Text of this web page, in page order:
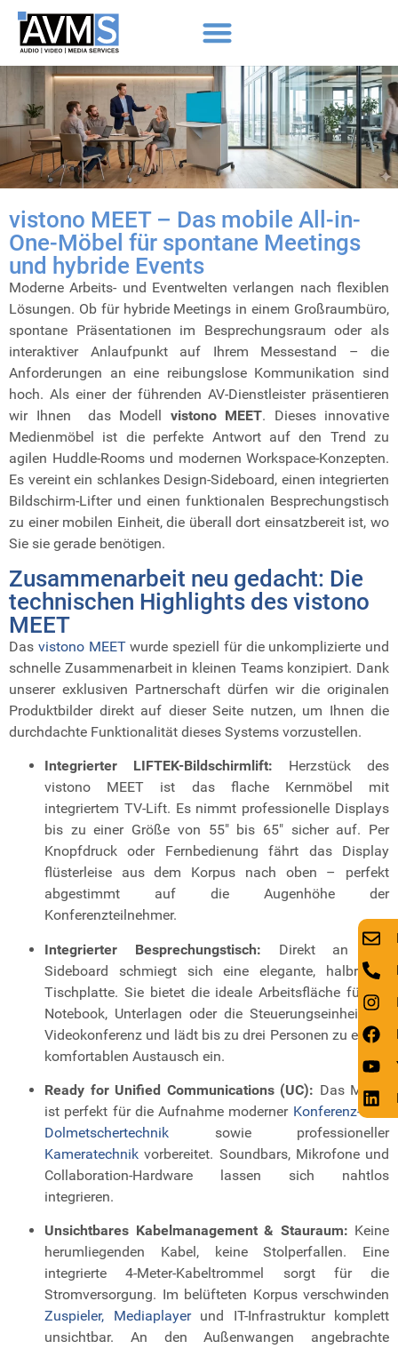
vistono MEET – Das mobile All-in-
One-Möbel für spontane Meetings
und hybride Events
Moderne Arbeits- und Eventwelten verlangen nach flexiblen
Lösungen. Ob für hybride Meetings in einem Großraumbüro,
spontane Präsentationen im Besprechungsraum oder als
interaktiver Anlaufpunkt auf Ihrem Messestand – die
Anforderungen an eine reibungslose Kommunikation sind
hoch. Als einer der führenden AV-Dienstleister präsentieren
wir Ihnen das Modell vistono MEET. Dieses innovative
Medienmöbel ist die perfekte Antwort auf den Trend zu
agilen Huddle-Rooms und modernen Workspace-Konzepten.
Es vereint ein schlankes Design-Sideboard, einen integrierten
Bildschirm-Lifter und einen funktionalen Besprechungstisch
zu einer mobilen Einheit, die überall dort einsatzbereit ist, wo
Sie sie gerade benötigen.
Zusammenarbeit neu gedacht: Die
technischen Highlights des vistono
MEET
Das vistono MEETwurde speziell für die unkomplizierte und
schnelle Zusammenarbeit in kleinen Teams konzipiert. Dank
unserer exklusiven Partnerschaft dürfen wir die originalen
Produktbilder direkt auf dieser Seite nutzen, um Ihnen die
durchdachte Funktionalität dieses Systems vorzustellen.
Integrierter LIFTEK-Bildschirmlift: Herzstück des
vistono MEET ist das flache Kernmöbel mit
integriertem TV-Lift. Es nimmt professionelle Displays
bis zu einer Größe von 55″ bis 65″ sicher auf. Per
Knopfdruck oder Fernbedienung fährt das Display
flüsterleise aus dem Korpus nach oben – perfekt
abgestimmt auf die Augenhöhe der
Konferenzteilnehmer.
Integrierter Besprechungstisch: Direkt an das
Sideboard schmiegt sich eine elegante, halbrunde
Tischplatte. Sie bietet die ideale Arbeitsfläche für ein
Notebook, Unterlagen oder die Steuerungseinheit der
Videokonferenz und lädt bis zu drei Personen zu einem
komfortablen Austausch ein.
Ready for Unified Communications (UC): Das Möbel
ist perfekt für die Aufnahme moderner Konferenz- und
Dolmetschertechnik sowie professioneller
Kameratechnik vorbereitet. Soundbars, Mikrofone und
Collaboration-Hardware lassen sich nahtlos
integrieren.
Unsichtbares Kabelmanagement & Stauraum: Keine
herumliegenden Kabel, keine Stolperfallen. Eine
integrierte 4-Meter-Kabeltrommel sorgt für die
Stromversorgung. Im belüfteten Korpus verschwinden
Zuspieler, Mediaplayerund IT-Infrastruktur komplett
unsichtbar. An den Außenwangen angebrachte